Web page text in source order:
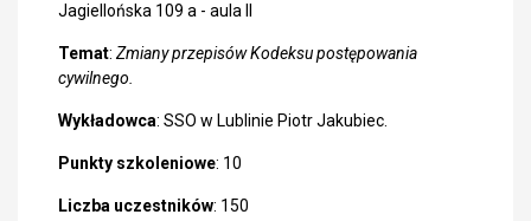
Jagiellońska 109 a - aula II
Temat: Zmiany przepisów Kodeksu postępowania
cywilnego.
Wykładowca: SSO w Lublinie Piotr Jakubiec.
Punkty szkoleniowe: 10
Liczba uczestników: 150